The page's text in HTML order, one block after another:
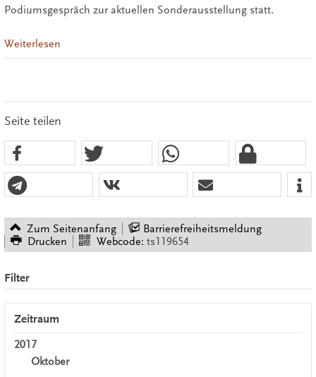
Podiumsgespräch zur aktuellen Sonderausstellung statt.
Weiterlesen
Seite teilen
Zum Seitenanfang
Barrierefreiheitsmeldung
Drucken
Webcode: ts119654
Filter
Zeitraum
2017
Oktober